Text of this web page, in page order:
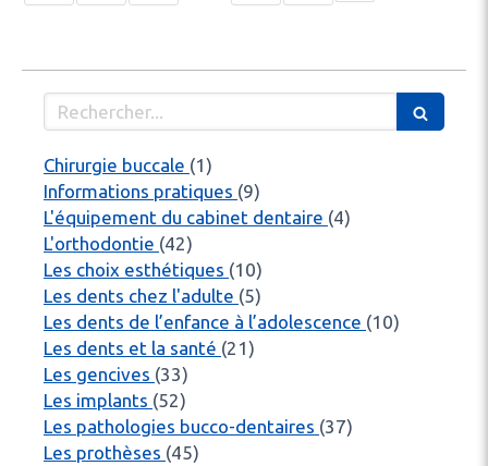
Rechercher
Chirurgie buccale (1)
Informations pratiques (9)
L'équipement du cabinet dentaire (4)
L'orthodontie (42)
Les choix esthétiques (10)
Les dents chez l'adulte (5)
Les dents de l’enfance à l’adolescence (10)
Les dents et la santé (21)
Les gencives (33)
Les implants (52)
Les pathologies bucco-dentaires (37)
Les prothèses (45)